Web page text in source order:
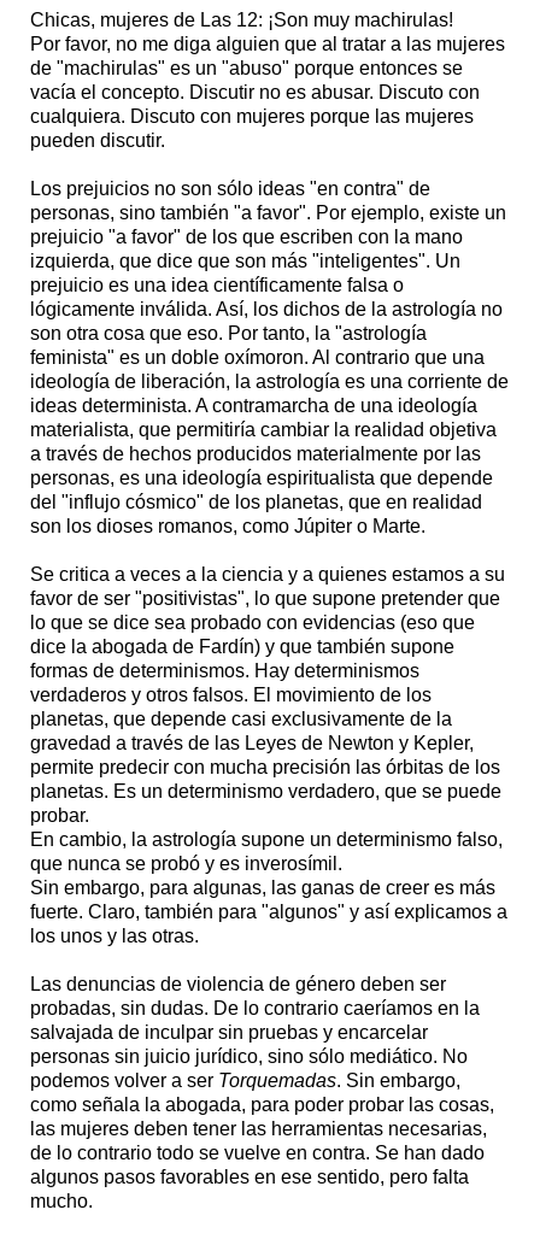
Chicas, mujeres de Las 12: ¡Son muy machirulas!
Por favor, no me diga alguien que al tratar a las mujeres
de "machirulas" es un "abuso" porque entonces se
vacía el concepto. Discutir no es abusar. Discuto con
cualquiera. Discuto con mujeres porque las mujeres
pueden discutir.
Los prejuicios no son sólo ideas "en contra" de
personas, sino también "a favor". Por ejemplo, existe un
prejuicio "a favor" de los que escriben con la mano
izquierda, que dice que son más "inteligentes". Un
prejuicio es una idea científicamente falsa o
lógicamente inválida. Así, los dichos de la astrología no
son otra cosa que eso. Por tanto, la "astrología
feminista" es un doble oxímoron. Al contrario que una
ideología de liberación, la astrología es una corriente de
ideas determinista. A contramarcha de una ideología
materialista, que permitiría cambiar la realidad objetiva
a través de hechos producidos materialmente por las
personas, es una ideología espiritualista que depende
del "influjo cósmico" de los planetas, que en realidad
son los dioses romanos, como Júpiter o Marte.
Se critica a veces a la ciencia y a quienes estamos a su
favor de ser "positivistas", lo que supone pretender que
lo que se dice sea probado con evidencias (eso que
dice la abogada de Fardín) y que también supone
formas de determinismos. Hay determinismos
verdaderos y otros falsos. El movimiento de los
planetas, que depende casi exclusivamente de la
gravedad a través de las Leyes de Newton y Kepler,
permite predecir con mucha precisión las órbitas de los
planetas. Es un determinismo verdadero, que se puede
probar.
En cambio, la astrología supone un determinismo falso,
que nunca se probó y es inverosímil.
Sin embargo, para algunas, las ganas de creer es más
fuerte. Claro, también para "algunos" y así explicamos a
los unos y las otras.
Las denuncias de violencia de género deben ser
probadas, sin dudas. De lo contrario caeríamos en la
salvajada de inculpar sin pruebas y encarcelar
personas sin juicio jurídico, sino sólo mediático. No
podemos volver a ser Torquemadas. Sin embargo,
como señala la abogada, para poder probar las cosas,
las mujeres deben tener las herramientas necesarias,
de lo contrario todo se vuelve en contra. Se han dado
algunos pasos favorables en ese sentido, pero falta
mucho.